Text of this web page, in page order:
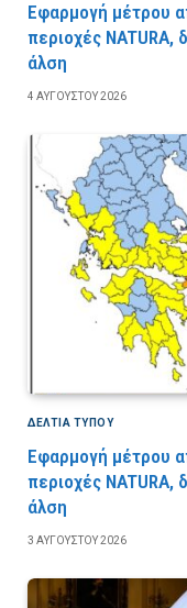
Εφαρμογή μέτρου
περιοχές NATURA,
άλση
4 ΑΥΓΟΎΣΤΟΥ 2026
ΔΕΛΤΙΑ ΤΥΠΟΥ
Εφαρμογή μέτρου
περιοχές NATURA,
άλση
3 ΑΥΓΟΎΣΤΟΥ 2026